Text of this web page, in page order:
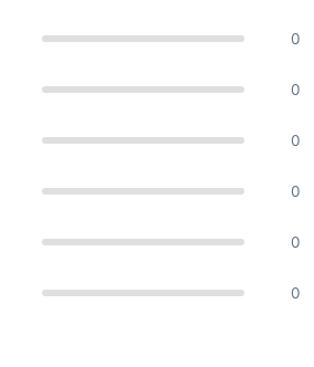
0
0
0
0
0
0